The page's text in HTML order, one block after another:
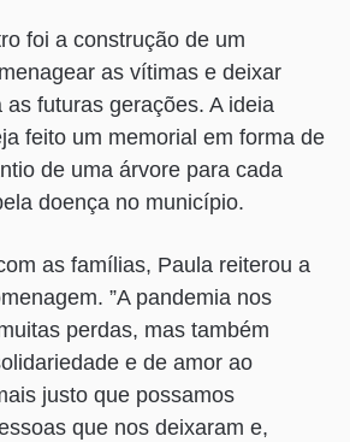
foi a construção de um
as vítimas e deixar
futuras gerações. A ideia
feito um memorial em forma de
de uma árvore para cada
doença no município.
as famílias, Paula reiterou a
”A pandemia nos
perdas, mas também
e de amor ao
justo que possamos
que nos deixaram e,